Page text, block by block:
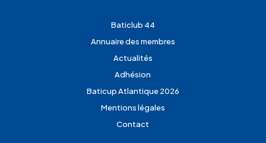
Baticlub 44
Annuaire des membres
Actualités
Adhésion
Baticup Atlantique 2026
Mentions légales
Contact